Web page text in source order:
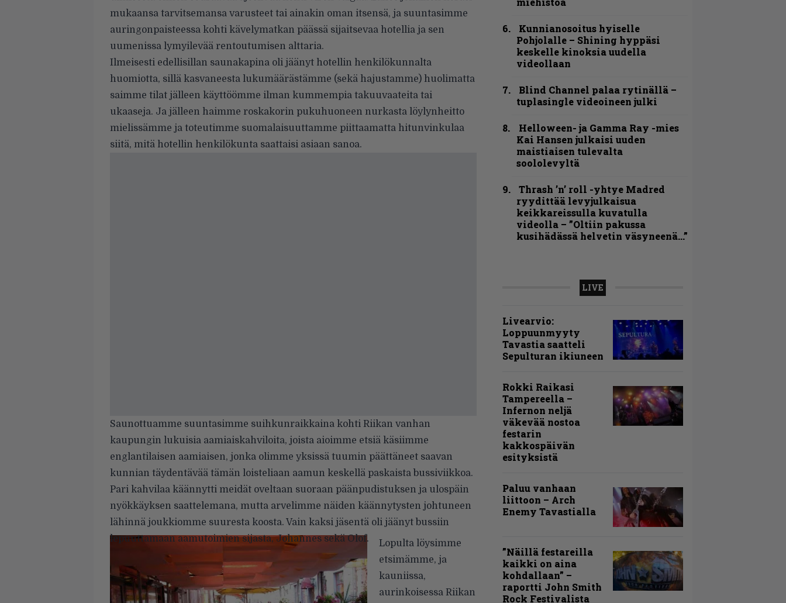
mukaansa tarvitsemansa varusteet tai ainakin oman itsensä, ja suuntasimme
auringonpaisteessa kohti kävelymatkan päässä sijaitsevaa hotellia ja sen
uumenissa lymyilevää rentoutumisen alttaria.
Ilmeisesti edellisillan saunakapina oli jäänyt hotellin henkilökunnalta
huomiotta, sillä kasvaneesta lukumäärästämme (sekä hajustamme) huolimatta
saimme tilat jälleen käyttöömme ilman kummempia takuuvaateita tai
ukaaseja. Ja jälleen haimme roskakorin pukuhuoneen nurkasta löylynheitto
mielissämme ja toteutimme suomalaisuuttamme piittaamatta hitunvinkulaa
siitä, mitä hotellin henkilökunta saattaisi asiaan sanoa.
Saunottuamme suuntasimme suihkunraikkaina kohti Riikan vanhan
kaupungin lukuisia aamiaiskahviloita, joista aioimme etsiä käsiimme
englantilaisen aamiaisen, jonka olimme yksissä tuumin päättäneet saavan
kunnian täydentävää tämän loisteliaan aamun keskellä paskaista bussiviikkoa.
Pari kahvilaa käännytti meidät oveltaan suoraan päänpudistuksen ja ulospäin
nyökkäyksen saattelemana, mutta arvelimme näiden käännytysten johtuneen
lähinnä joukkiomme suuresta koosta. Vain kaksi jäsentä oli jäänyt bussiin
lepuuttamaan aamutoimien sijasta, Johannes sekä Olof.
Lopulta löysimme
etsimämme, ja
kauniissa,
aurinkoisessa Riikan
Kunnianosoitus hyiselle
Pohjolalle – Shining hyppäsi
keskelle kinoksia uudella
videollaan
Blind Channel palaa rytinällä –
tuplasingle videoineen julki
Helloween- ja Gamma Ray -mies
Kai Hansen julkaisi uuden
maistiaisen tulevalta
soololevyltä
Thrash ’n’ roll -yhtye Madred
ryydittää levyjulkaisua
keikkareissulla kuvatulla
videolla – ”Oltiin pakussa
kusihädässä helvetin väsyneenä…”
LIVE
Livearvio:
Loppuunmyyty
Tavastia saatteli
Sepulturan ikiuneen
Rokki Raikasi
Tampereella –
Infernon neljä
väkevää nostoa
festarin
kakkospäivän
esityksistä
Paluu vanhaan
liittoon – Arch
Enemy Tavastialla
”Näillä festareilla
kaikki on aina
kohdallaan” –
raportti John Smith
Rock Festivalista